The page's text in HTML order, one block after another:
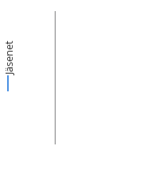
Jäsenet